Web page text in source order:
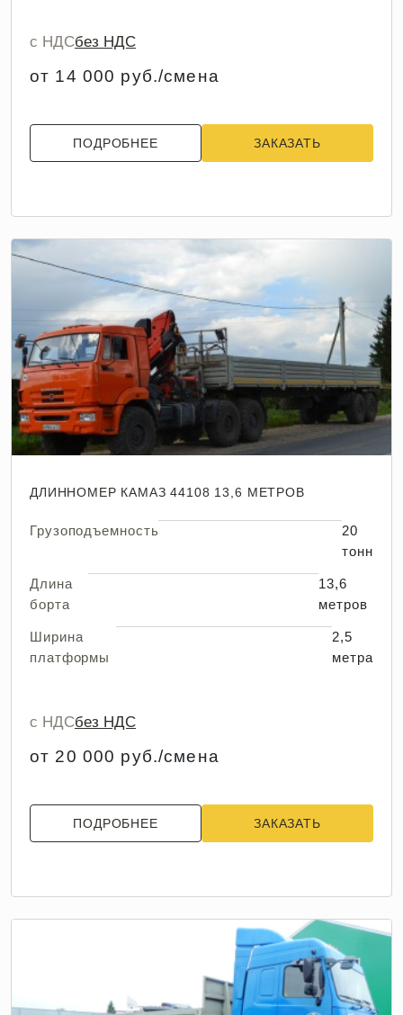
с НДСбез НДС
от 14 000 руб./смена
ПОДРОБНЕЕ ЗАКАЗАТЬ
ДЛИННОМЕР КАМАЗ 44108 13,6 МЕТРОВ
Грузоподъемность
20
тонн
Длина
борта
13,6
метров
Ширина
платформы
2,5
метра
с НДСбез НДС
от 20 000 руб./смена
ПОДРОБНЕЕ ЗАКАЗАТЬ